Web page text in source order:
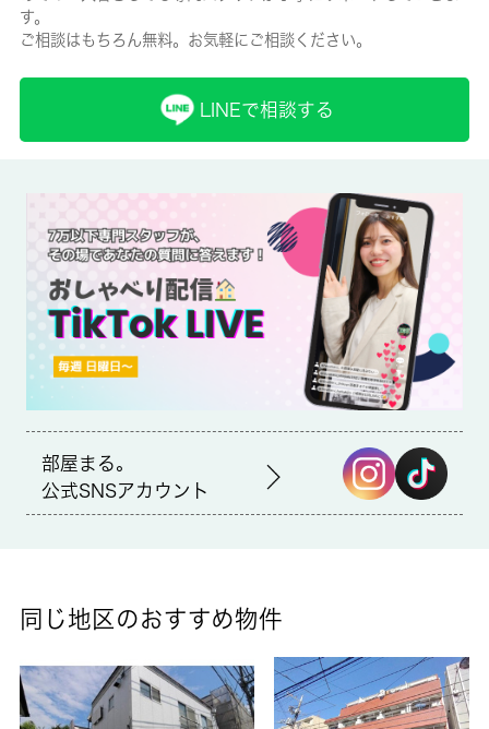
一般/2年
425mです。室内設備はCS・照明付き・床暖房などが揃っている
ので、快適に過ごしやすいお部屋になります。こちらは賃料5.7万
円の物件です。中野区エリアで賃貸情報をお探しになるなら、ぜ
ひ当社にお任せ下さい。快適な暮らしができるよう、しっかりと
サポート致しますのでお気軽にご連絡下さい。初期費用のクレジ
ット決済が可能
す。
ご相談はもちろん無料。お気軽にご相談ください。
LINEで相談する
部屋まる。
公式SNSアカウント
同じ地区のおすすめ物件